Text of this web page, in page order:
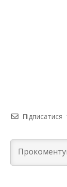
Підписатися